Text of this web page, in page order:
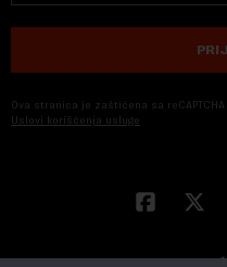
Ova stranica je zaštićena sa
Uslovi korišćenja usluge